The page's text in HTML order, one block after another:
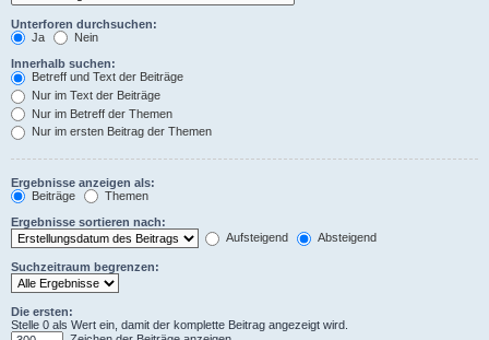
Unterforen durchsuchen:
Ja
Nein
Innerhalb suchen:
Betreff und Text der Beiträge
Nur im Text der Beiträge
Nur im Betreff der Themen
Nur im ersten Beitrag der Themen
Ergebnisse anzeigen als:
Beiträge
Themen
Ergebnisse sortieren nach:
Aufsteigend
Absteigend
Suchzeitraum begrenzen:
Die ersten:
Stelle 0 als Wert ein, damit der komplette Beitrag angezeigt wird.